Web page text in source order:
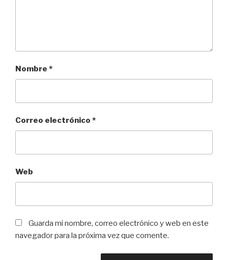
Nombre *
Correo electrónico *
Web
Guarda mi nombre, correo electrónico y web en este
navegador para la próxima vez que comente.